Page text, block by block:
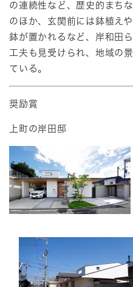
の連続性など、歴史的まち
のほか、玄関前には鉢植え
鉢が置かれるなど、岸和田
工夫も見受けられ、地域の
ている。
奨励賞
上町の岸田邸